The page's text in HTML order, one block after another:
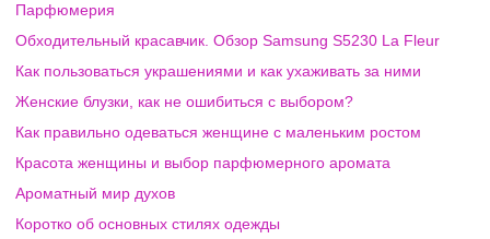
Парфюмерия
Обходительный красавчик. Обзор Samsung S5230 La Fleur
Как пользоваться украшениями и как ухаживать за ними
Женские блузки, как не ошибиться с выбором?
Как правильно одеваться женщине с маленьким ростом
Красота женщины и выбор парфюмерного аромата
Ароматный мир духов
Коротко об основных стилях одежды